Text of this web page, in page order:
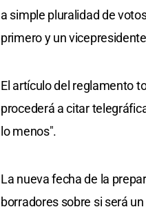
a simple pluralidad de
primero y un
El artículo del reglamento
procederá a citar
lo menos".
La nueva fecha de la
borradores sobre si será